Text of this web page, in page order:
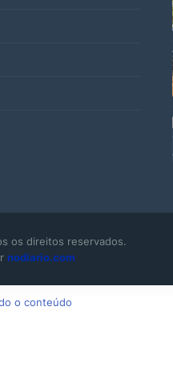
os direitos reservados.
nodiario.com
o conteúdo